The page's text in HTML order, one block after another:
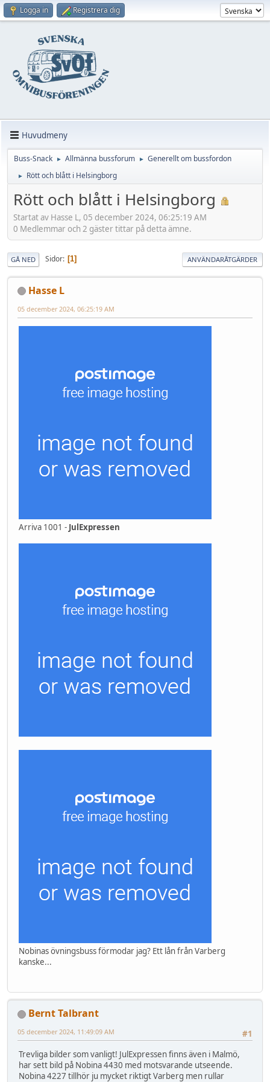
Logga in Registrera dig
Huvudmeny
Buss-Snack ► Allmänna bussforum ► Generellt om bussfordon
► Rött och blått i Helsingborg
Rött och blått i Helsingborg
Startat av Hasse L, 05 december 2024, 06:25:19 AM
0 Medlemmar och 2 gäster tittar på detta ämne.
GÅ NED Sidor 1 ANVÄNDARÅTGÄRDER
Hasse L
05 december 2024, 06:25:19 AM
Arriva 1001 - JulExpressen
Nobinas övningsbuss förmodar jag? Ett lån från Varberg
kanske...
Bernt Talbrant
#1
05 december 2024, 11:49:09 AM
Trevliga bilder som vanligt! JulExpressen finns även i Malmö,
har sett bild på Nobina 4430 med motsvarande utseende.
Nobina 4227 tillhör ju mycket riktigt Varberg men rullar